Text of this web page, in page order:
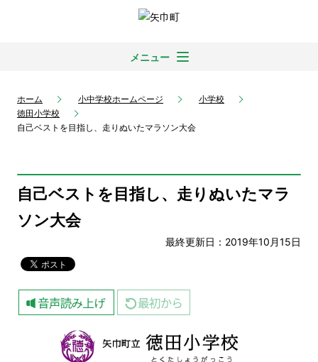
メニュー
ホーム 小中学校ホームページ
小学校
徳田小学校
自己ベストを目指し、走りぬいたマラソン大会
自己ベストを目指し、走りぬいたマラ
ソン大会
最終更新日：2019年10月15日